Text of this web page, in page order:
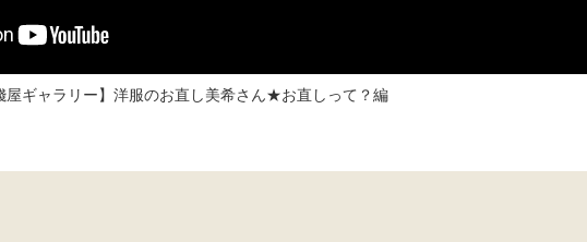
屋ギャラリー】洋服のお直し美希さん★お直しって？編